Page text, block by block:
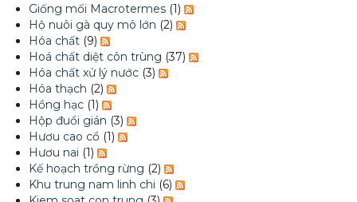
Giống mối Macrotermes (1)
Hộ nuôi gà quy mô lớn (2)
Hóa chất (9)
Hoá chất diệt côn trùng (37)
Hóa chất xử lý nước (3)
Hóa thạch (2)
Hồng hạc (1)
Hộp đuổi gián (3)
Hươu cao cổ (1)
Hươu nai (1)
Kế hoạch trồng rừng (2)
Khu trung nam linh chi (6)